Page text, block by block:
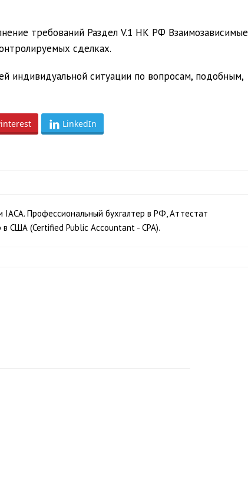
требований Раздел V.1 НК РФ Взаимозависимые
сделках.
индивидуальной ситуации по вопросам, подобным,
LinkedIn
Профессиональный бухгалтер в РФ, Аттестат
США (Certified Public Accountant - CPA).